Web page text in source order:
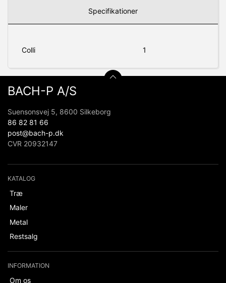
Specifikationer
Colli 1
BACH-P A/S
Suensonsvej 5, 8600 Silkeborg
86 82 81 66
post@bach-p.dk
CVR 20932147
KATALOG
Træ
Maler
Metal
Restsalg
INFORMATION
Om os